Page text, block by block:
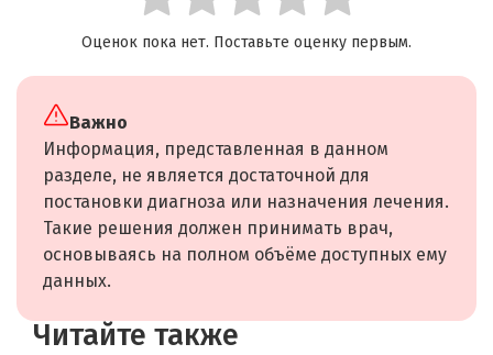
Оценок пока нет. Поставьте оценку первым.
Важно
Информация, представленная в данном
разделе, не является достаточной для
постановки диагноза или назначения лечения.
Такие решения должен принимать врач,
основываясь на полном объёме доступных ему
данных.
Читайте также